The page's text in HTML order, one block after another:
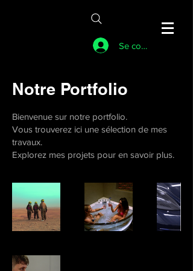
Se connecter
Notre Portfolio
Bienvenue sur notre portfolio.
Vous trouverez ici une sélection de mes
travaux.
Explorez mes projets pour en savoir plus.